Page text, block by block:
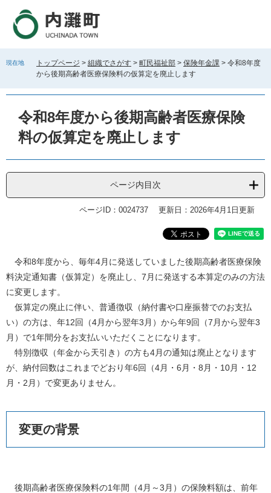
す
し
現在地 トップページ > 組織でさがす > 町民福祉部 > 保険年金課 > 令和8年度
から後期高齢者医療保険料の仮算定を廃止します
令和8年度から後期高齢者医療保険
料の仮算定を廃止します
ページ内目次
ページID：0024737 更新日：2026年4月1日更新
令和8年度から、毎年4月に発送していました後期高齢者医療保険
料決定通知書（仮算定）を廃止し、7月に発送する本算定のみの方法
に変更します。
仮算定の廃止に伴い、普通徴収（納付書や口座振替でのお支払
い）の方は、年12回（4月から翌年3月）から年9回（7月から翌年3
月）で1年間分をお支払いいただくことになります。
特別徴収（年金から天引き）の方も4月の通知は廃止となります
が、納付回数はこれまでどおり年6回（4月・6月・8月・10月・12
月・2月）で変更ありません。
変更の背景
後期高齢者医療保険料の1年間（4月～3月）の保険料額は、前年